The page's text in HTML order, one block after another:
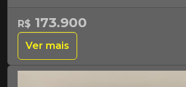
R$ 173.900
Ver mais